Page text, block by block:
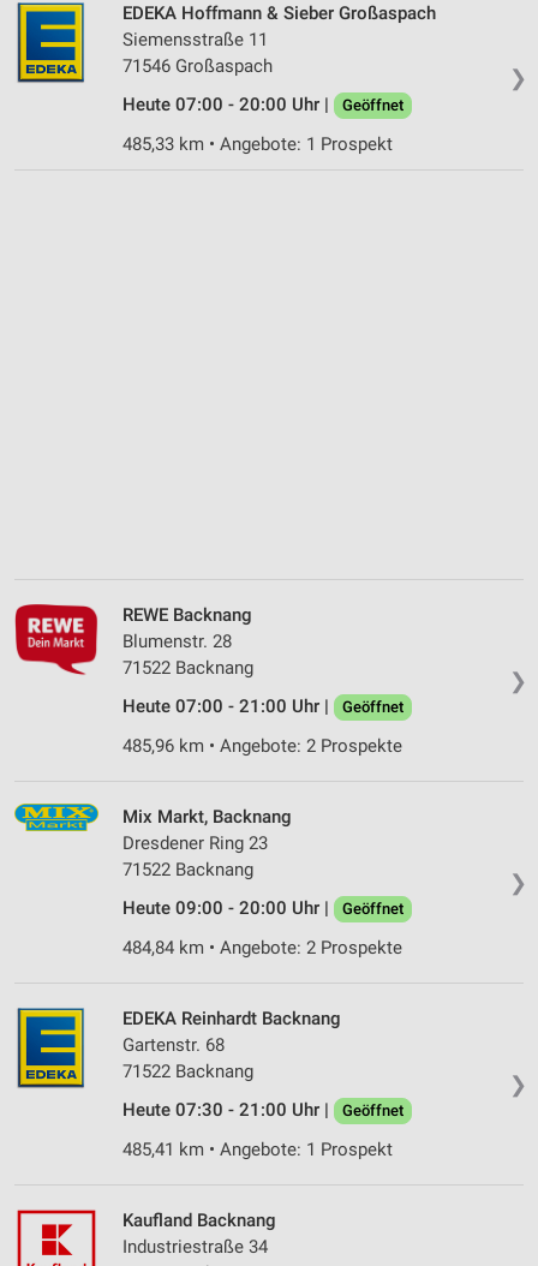
❯
EDEKA Hoffmann & Sieber Großaspach
Siemensstraße 11
71546 Großaspach
Heute 07:00 - 20:00 Uhr |
Geöffnet
485,33 km • Angebote: 1 Prospekt
❯
REWE Backnang
Blumenstr. 28
71522 Backnang
Heute 07:00 - 21:00 Uhr |
Geöffnet
485,96 km • Angebote: 2 Prospekte
❯
Mix Markt, Backnang
Dresdener Ring 23
71522 Backnang
Heute 09:00 - 20:00 Uhr |
Geöffnet
484,84 km • Angebote: 2 Prospekte
❯
EDEKA Reinhardt Backnang
Gartenstr. 68
71522 Backnang
Heute 07:30 - 21:00 Uhr |
Geöffnet
485,41 km • Angebote: 1 Prospekt
Kaufland Backnang
Industriestraße 34